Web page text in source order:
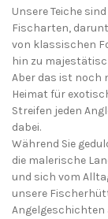
Unsere Teiche
Fischarten,
von klassischen
hin zu
Aber das ist noch
Heimat für
Streifen jeden
dabei.
Während Sie
die malerische
und sich vom
unsere
Angelgeschichten